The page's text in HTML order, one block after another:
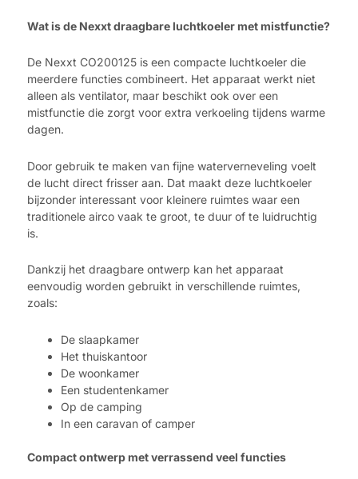
Wat is de Nexxt draagbare luchtkoeler met mistfunctie?
De Nexxt CO200125 is een compacte luchtkoeler die
meerdere functies combineert. Het apparaat werkt niet
alleen als ventilator, maar beschikt ook over een
mistfunctie die zorgt voor extra verkoeling tijdens warme
dagen.
Door gebruik te maken van fijne waterverneveling voelt
de lucht direct frisser aan. Dat maakt deze luchtkoeler
bijzonder interessant voor kleinere ruimtes waar een
traditionele airco vaak te groot, te duur of te luidruchtig
is.
Dankzij het draagbare ontwerp kan het apparaat
eenvoudig worden gebruikt in verschillende ruimtes,
zoals:
De slaapkamer
Het thuiskantoor
De woonkamer
Een studentenkamer
Op de camping
In een caravan of camper
Compact ontwerp met verrassend veel functies